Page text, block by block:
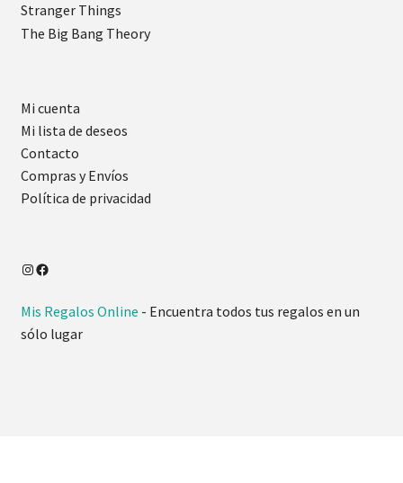
Stranger Things
The Big Bang Theory
Mi cuenta
Mi lista de deseos
Contacto
Compras y Envíos
Política de privacidad
Mis Regalos Online - Encuentra todos tus regalos en un
sólo lugar